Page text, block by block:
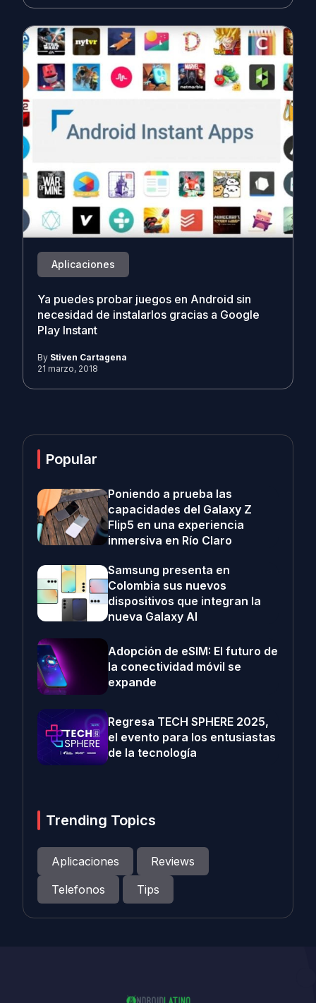
Aplicaciones
Ya puedes probar juegos en Android sin
necesidad de instalarlos gracias a Google
Play Instant
By Stiven Cartagena
21 marzo, 2018
Popular
Poniendo a prueba las
capacidades del Galaxy Z
Flip5 en una experiencia
inmersiva en Río Claro
Samsung presenta en
Colombia sus nuevos
dispositivos que integran la
nueva Galaxy AI
Adopción de eSIM: El futuro de
la conectividad móvil se
expande
Regresa TECH SPHERE 2025,
el evento para los entusiastas
de la tecnología
Trending Topics
Aplicaciones
Reviews
Telefonos
Tips